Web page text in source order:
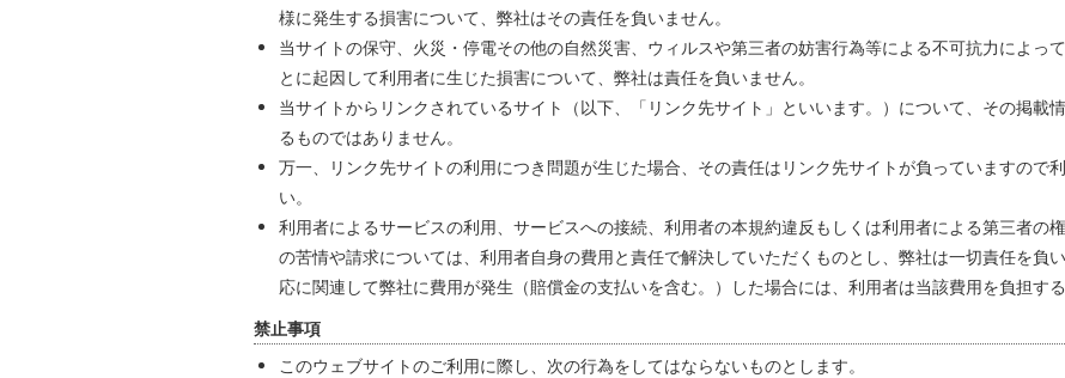
様に発生する損害について、弊社はその責任を負いません。
当サイトの保守、火災・停電その他の自然災害、ウィルスや第三者の妨害行為等による不可抗力によっ
とに起因して利用者に生じた損害について、弊社は責任を負いません。
当サイトからリンクされているサイト（以下、「リンク先サイト」といいます。）について、その掲載
るものではありません。
万一、リンク先サイトの利用につき問題が生じた場合、その責任はリンク先サイトが負っていますので
い。
利用者によるサービスの利用、サービスへの接続、利用者の本規約違反もしくは利用者による第三者の
の苦情や請求については、利用者自身の費用と責任で解決していただくものとし、弊社は一切責任を負
応に関連して弊社に費用が発生（賠償金の支払いを含む。）した場合には、利用者は当該費用を負担する
禁止事項
このウェブサイトのご利用に際し、次の行為をしてはならないものとします。